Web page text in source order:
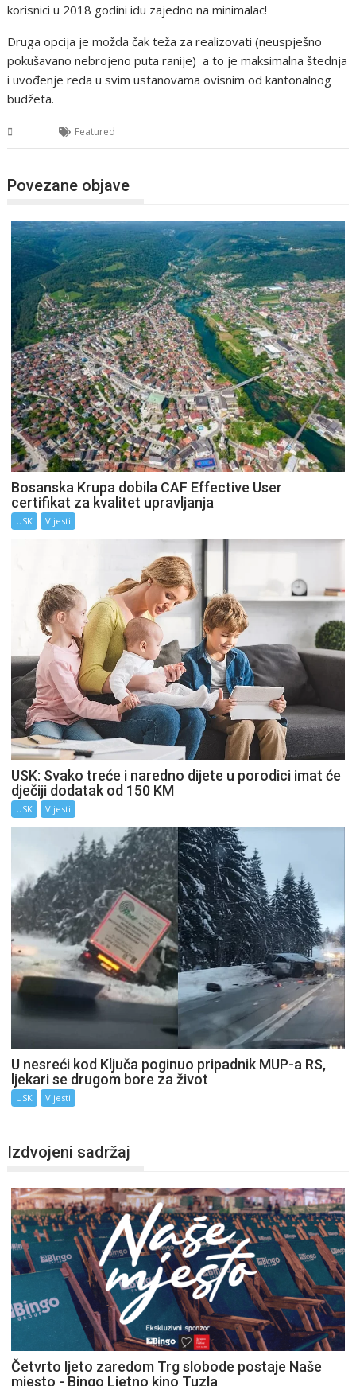
korisnici u 2018 godini idu zajedno na minimalac!
Druga opcija je možda čak teža za realizovati (neuspješno
pokušavano nebrojeno puta ranije) a to je maksimalna štednja
i uvođenje reda u svim ustanovama ovisnim od kantonalnog
budžeta.
Featured
Povezane objave
Bosanska Krupa dobila CAF Effective User
certifikat za kvalitet upravljanja
USK Vijesti
USK: Svako treće i naredno dijete u porodici imat će
dječiji dodatak od 150 KM
USK Vijesti
U nesreći kod Ključa poginuo pripadnik MUP-a RS,
ljekari se drugom bore za život
USK Vijesti
Izdvojeni sadržaj
Četvrto ljeto zaredom Trg slobode postaje Naše
mjesto - Bingo Ljetno kino Tuzla